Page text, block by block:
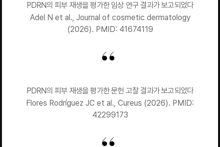
PDRN의 피부 재생을 평가한 임상 연구 결과가 보고되었다
Adel N et al., Journal of cosmetic dermatology
(2026). PMID: 41674119
PDRN의 피부 재생을 평가한 문헌 고찰 결과가 보고되었다
Flores Rodríguez JC et al., Cureus (2026). PMID:
42299173